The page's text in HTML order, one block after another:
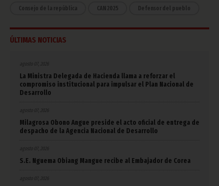
Consejo de la república CAN 2025 Defensor del pueblo
ÚLTIMAS NOTICIAS
agosto 07, 2026
La Ministra Delegada de Hacienda llama a reforzar el
compromiso institucional para impulsar el Plan Nacional de
Desarrollo
agosto 07, 2026
Milagrosa Obono Angue preside el acto oficial de entrega de
despacho de la Agencia Nacional de Desarrollo
agosto 07, 2026
S.E. Nguema Obiang Mangue recibe al Embajador de Corea
agosto 07, 2026